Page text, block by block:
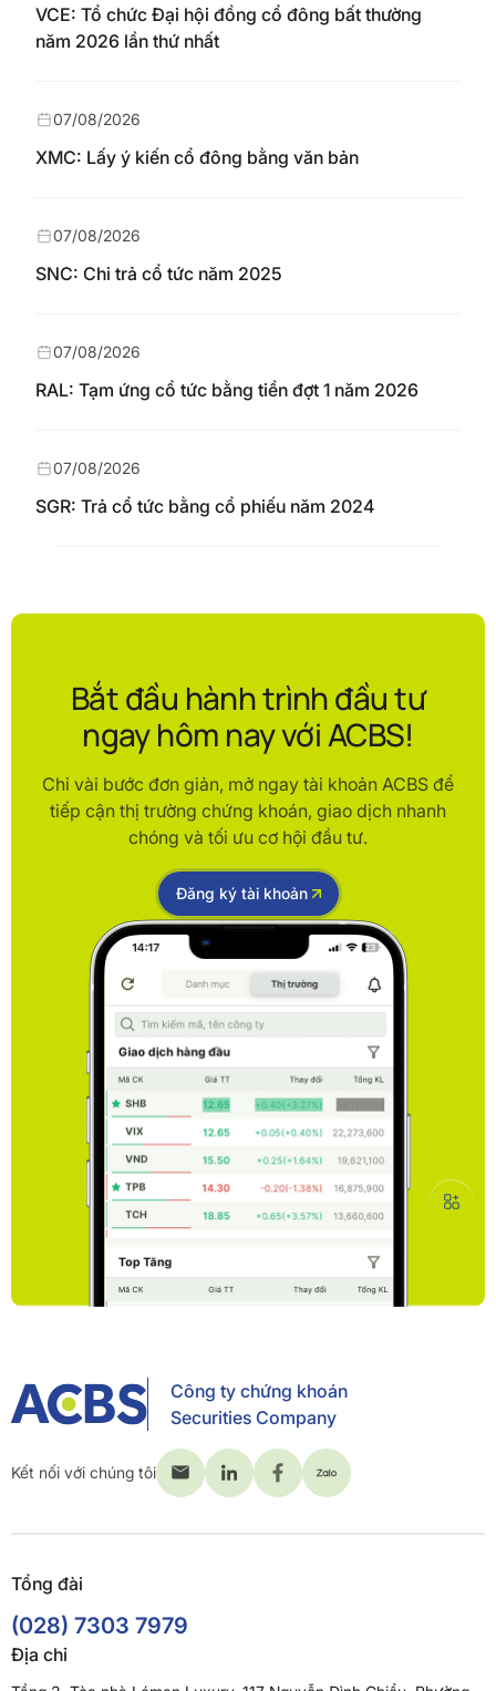
VCE: Tổ chức Đại hội đồng cổ đông bất thường
năm 2026 lần thứ nhất
XMC: Lấy ý kiến cổ đông bằng văn bản
07/08/2026
SNC: Chi trả cổ tức năm 2025
07/08/2026
RAL: Tạm ứng cổ tức bằng tiền đợt 1 năm 2026
07/08/2026
SGR: Trả cổ tức bằng cổ phiếu năm 2024
07/08/2026
Bắt đầu hành trình đầu tư
ngay hôm nay với ACBS!
Chỉ vài bước đơn giản, mở ngay tài khoản ACBS để
tiếp cận thị trường chứng khoán, giao dịch nhanh
chóng và tối ưu cơ hội đầu tư.
Đăng ký tài khoản
Công ty chứng khoán
Securities Company
Kết nối với chúng tôi
Tổng đài
(028) 7303 7979
Địa chỉ